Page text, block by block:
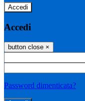
Accedi
Accedi
button close ×
Password dimenticata?